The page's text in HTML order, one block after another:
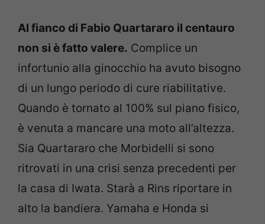
Al fianco di Fabio Quartararo il centauro
non si è fatto valere. Complice un
infortunio alla ginocchio ha avuto bisogno
di un lungo periodo di cure riabilitative.
Quando è tornato al 100% sul piano fisico,
è venuta a mancare una moto all’altezza.
Sia Quartararo che Morbidelli si sono
ritrovati in una crisi senza precedenti per
la casa di Iwata. Starà a Rins riportare in
alto la bandiera. Yamaha e Honda si